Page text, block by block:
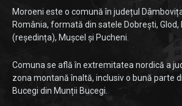
Moroeni este o comună în județul
România, formată din satele Dobrești, Glod,
(reședința), Mușcel și Pucheni.
Comuna se află în extremitatea nordică a
zona montană înaltă, inclusiv o bună parte
Bucegi din Munții Bucegi.